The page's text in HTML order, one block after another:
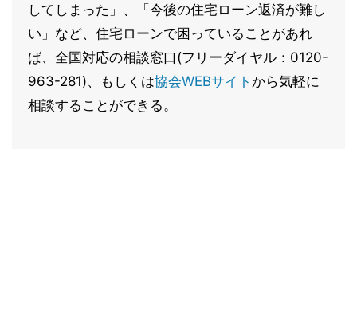
してしまった」、「今後の住宅ローン返済が難し
い」など、住宅ローンで困っていることがあれ
ば、全国対応の相談窓口(フリーダイヤル：0120-
963-281)、もしくは協会WEBサイト から気軽に
相談することができる。